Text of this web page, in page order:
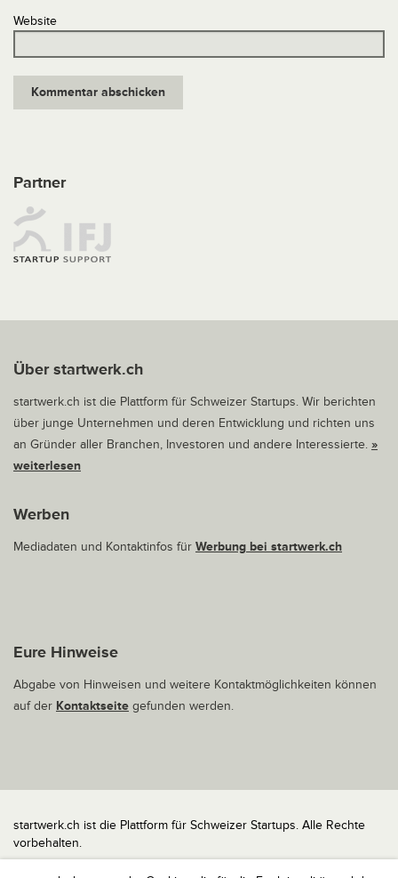
Website
Partner
Über startwerk.ch
startwerk.ch ist die Plattform für Schweizer Startups. Wir berichten
über junge Unternehmen und deren Entwicklung und richten uns
an Gründer aller Branchen, Investoren und andere Interessierte. »
weiterlesen
Werben
Mediadaten und Kontaktinfos für Werbung bei startwerk.ch
Eure Hinweise
Abgabe von Hinweisen und weitere Kontaktmöglichkeiten können
auf der Kontaktseite gefunden werden.
startwerk.ch ist die Plattform für Schweizer Startups. Alle Rechte
vorbehalten.